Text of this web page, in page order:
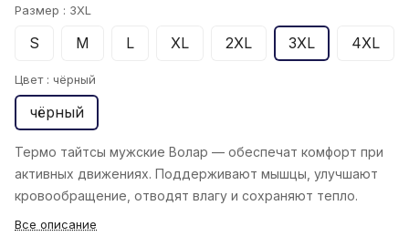
Размер : 3XL
S M L XL 2XL 3XL 4XL
Цвет : чёрный
чёрный
Термо тайтсы мужские Волар — обеспечат комфорт при
активных движениях. Поддерживают мышцы, улучшают
кровообращение, отводят влагу и сохраняют тепло.
Все описание